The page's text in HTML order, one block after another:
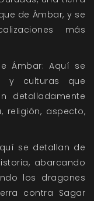
de Ámbar, y se
más
Ámbar: Aquí se
y culturas que
detalladamente
religión, aspecto,
se detallan de
abarcando
los dragones
contra Sagar